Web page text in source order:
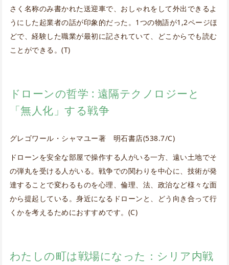
さく名称のみ書かれた送迎車で、おしゃれをして外出できるよ
うにした起業者の話が印象的だった。1つの物語が1,2ページほ
どで、経験した職業が最初に記されていて、どこからでも読む
ことができる。(T)
ドローンの哲学 : 遠隔テクノロジーと
「無人化」する戦争
グレゴワール・シャマユー著 明石書店(538.7/C)
ドローンを安全な部屋で操作する人がいる一方、遠い土地でそ
の弾丸を受ける人がいる。戦争での関わりを中心に、技術が発
達することで変わるものを心理、倫理、法、政治など様々な面
から提起している。身近になるドローンと、どう向き合って行
くかを考えるためにおすすめです。(C)
わたしの町は戦場になった：シリア内戦